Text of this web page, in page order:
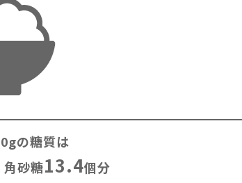
の糖質は
角砂糖13.4個分